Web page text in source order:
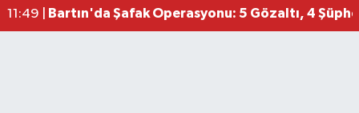
11:49 | Bartın'da Şafak Operasyonu: 5 Gözaltı, 4